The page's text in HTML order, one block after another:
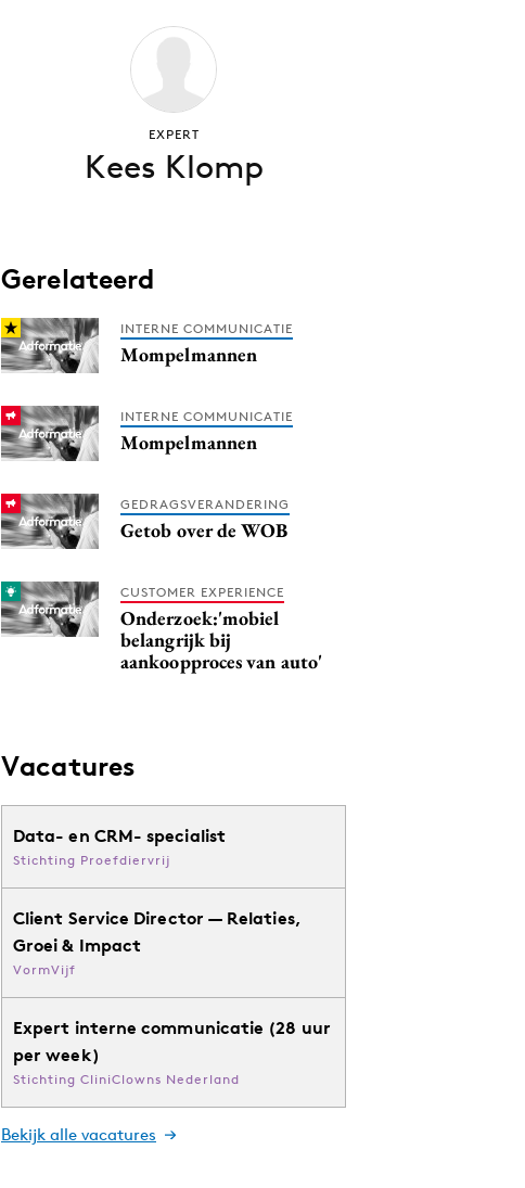
EXPERT
Kees Klomp
Gerelateerd
INTERNE COMMUNICATIE
Mompelmannen
INTERNE COMMUNICATIE
Mompelmannen
GEDRAGSVERANDERING
Getob over de WOB
CUSTOMER EXPERIENCE
Onderzoek:'mobiel
belangrijk bij
aankoopproces van auto'
Vacatures
Data- en CRM- specialist
Stichting Proefdiervrij
Client Service Director — Relaties,
Groei & Impact
VormVijf
Expert interne communicatie (28 uur
per week)
Stichting CliniClowns Nederland
Bekijk alle vacatures